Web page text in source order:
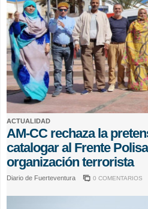
ACTUALIDAD
AM-CC rechaza la
catalogar al Frente
organización terrorista
Diario de Fuerteventura 0 COMENTARIOS